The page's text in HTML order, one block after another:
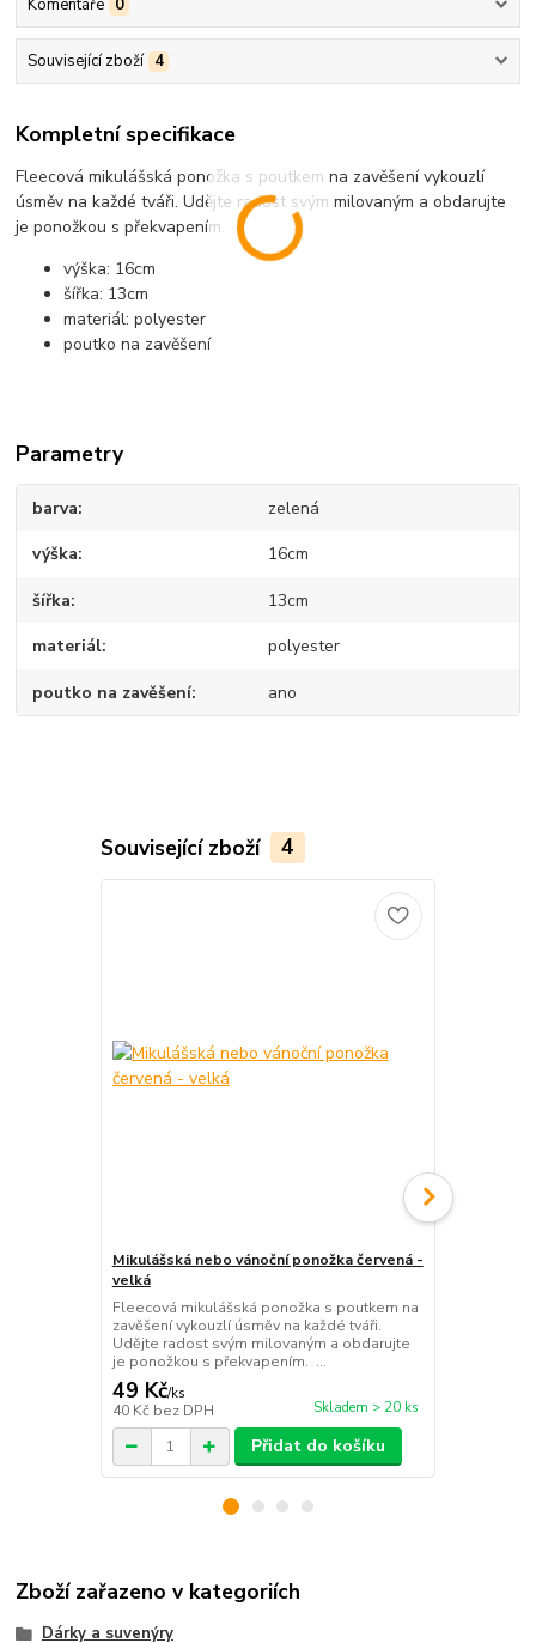
Komentáře 0
Související zboží 4
Kompletní specifikace
Fleecová mikulášská ponožka s poutkem na zavěšení vykouzlí
úsměv na každé tváři. Udějte radost svým milovaným a obdarujte
je ponožkou s překvapením.
výška: 16cm
šířka: 13cm
materiál: polyester
poutko na zavěšení
Parametry
barva zelená
výška 16cm
šířka 13cm
materiál polyester
poutko na zavěšení ano
Související zboží 4
Mikulášská nebo vánoční ponožka červená -
velká
Fleecová mikulášská ponožka s poutkem na
zavěšení vykouzlí úsměv na každé tváři.
Udějte radost svým milovaným a obdarujte
je ponožkou s překvapením. ...
49 Kč/ks
40 Kč bez DPH Skladem > 20 ks
Přidat do košíku
Zboží zařazeno v kategoriích
Dárky a suvenýry